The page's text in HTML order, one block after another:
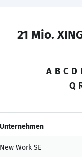
21 Mio.
A B C D
Q
Unternehmen
New Work SE